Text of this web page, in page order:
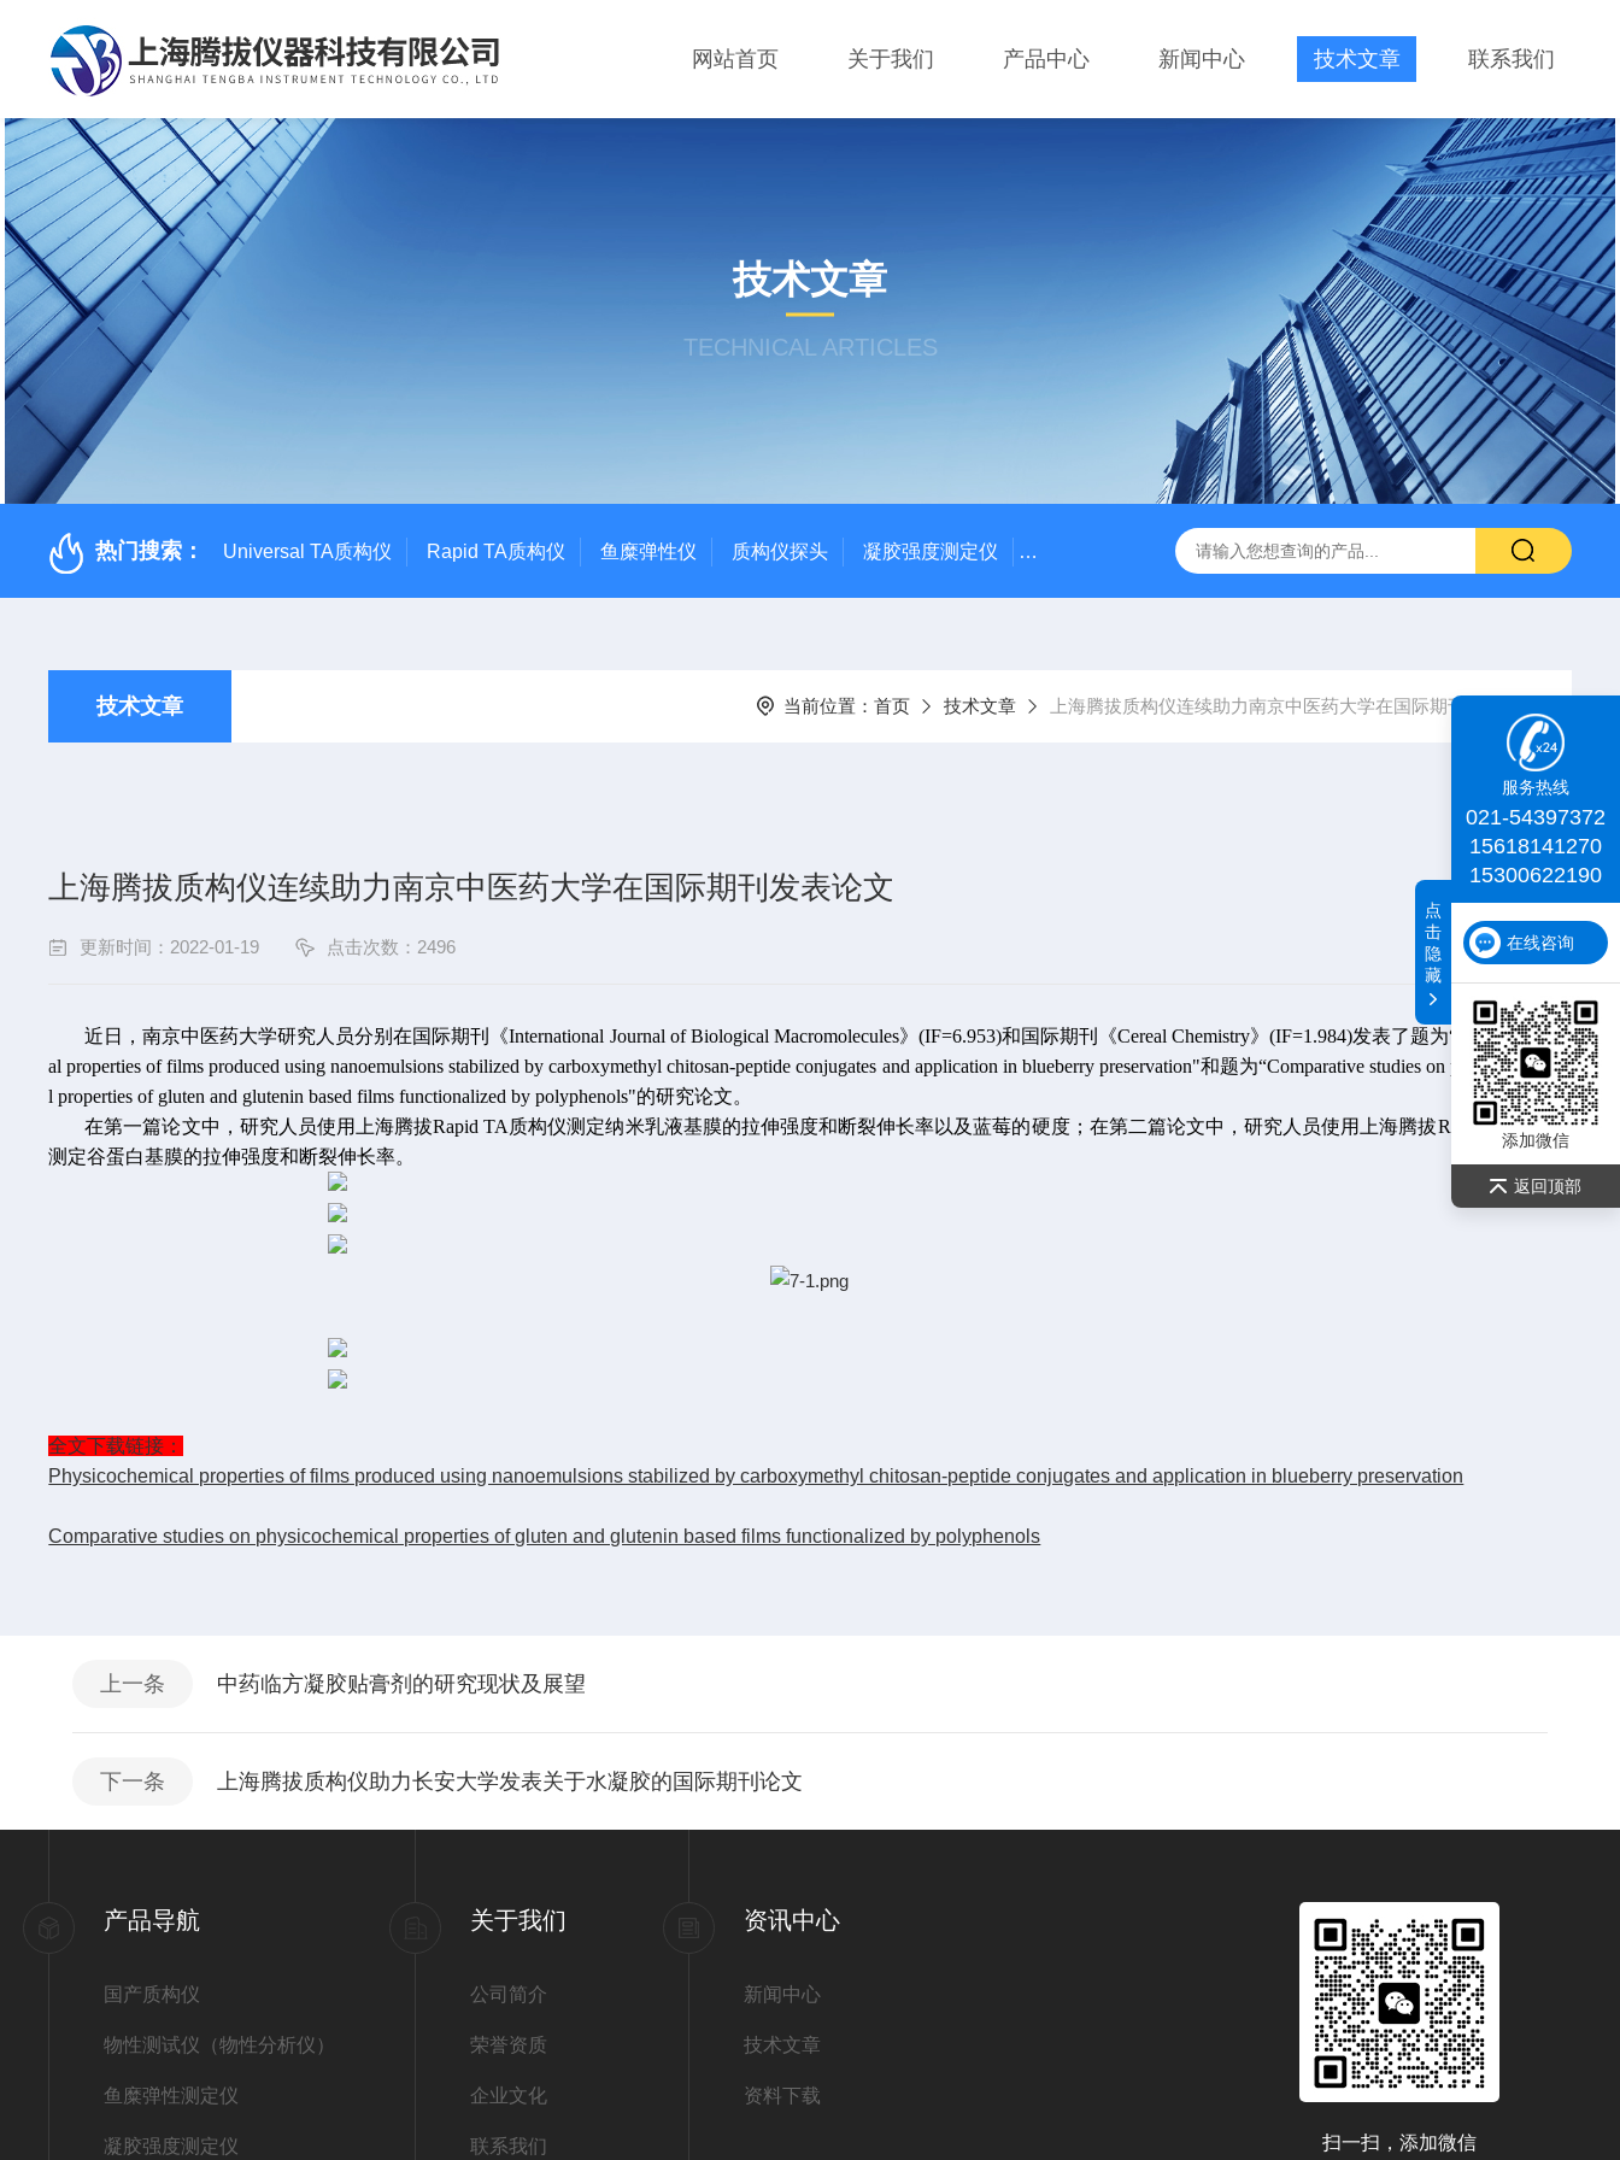
网站首页 关于我们 产品中心 新闻中心 技术文章 联系我们
技术文章
TECHNICAL ARTICLES
热门搜索： Universal TA质构仪 Rapid TA质构仪 鱼糜弹性仪 质构仪探头 凝胶强度测定仪 Rapid TA+质构仪 肌肉嫩度仪 iDeal TA物性测试仪 化工
技术文章 当前位置： 首页 技术文章 上海腾拔质构仪连续助力南京中医药大学在国际期刊发表论文
上海腾拔质构仪连续助力南京中医药大学在国际期刊发表论文
更新时间：2022-01-19 点击次数：2496
近日，南京中医药大学研究人员分别在国际期刊《International Journal of Biological Macromolecules》(IF=6.953)和国际期刊《Cereal Chemistry》(IF=1.984)发表了题为“Physicochemic
al properties of films produced using nanoemulsions stabilized by carboxymethyl chitosan-peptide conjugates and application in blueberry preservation"和题为“Comparative studies on physicochemica
l properties of gluten and glutenin based films functionalized by polyphenols"的研究论文。
在第一篇论文中，研究人员使用上海腾拔Rapid TA质构仪测定纳米乳液基膜的拉伸强度和断裂伸长率以及蓝莓的硬度；在第二篇论文中，研究人员使用上海腾拔Rapid TA质构仪
测定谷蛋白基膜的拉伸强度和断裂伸长率。
全文下载链接：
Physicochemical properties of films produced using nanoemulsions stabilized by carboxymethyl chitosan-peptide conjugates and application in blueberry preservation
Comparative studies on physicochemical properties of gluten and glutenin based films functionalized by polyphenols
上一条 中药临方凝胶贴膏剂的研究现状及展望
下一条 上海腾拔质构仪助力长安大学发表关于水凝胶的国际期刊论文
产品导航
国产质构仪
物性测试仪（物性分析仪）
鱼糜弹性测定仪
凝胶强度测定仪
关于我们
公司简介
荣誉资质
企业文化
联系我们
资讯中心
新闻中心
技术文章
资料下载
扫一扫，添加微信
服务热线
021-54397372
15618141270
15300622190
在线咨询
添加微信
返回顶部
点
击
隐
藏